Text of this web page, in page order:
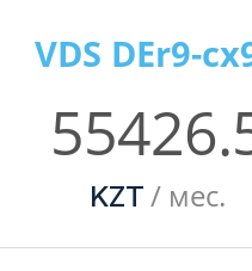
VDS DEr9-
KZT / мес.